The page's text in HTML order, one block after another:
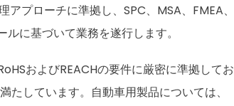
プローチに準拠し、SPC、MSA、FMEA、
に基づいて業務を遂行します。
およびREACHの要件に厳密に準拠してお
たしています。自動車用製品については、